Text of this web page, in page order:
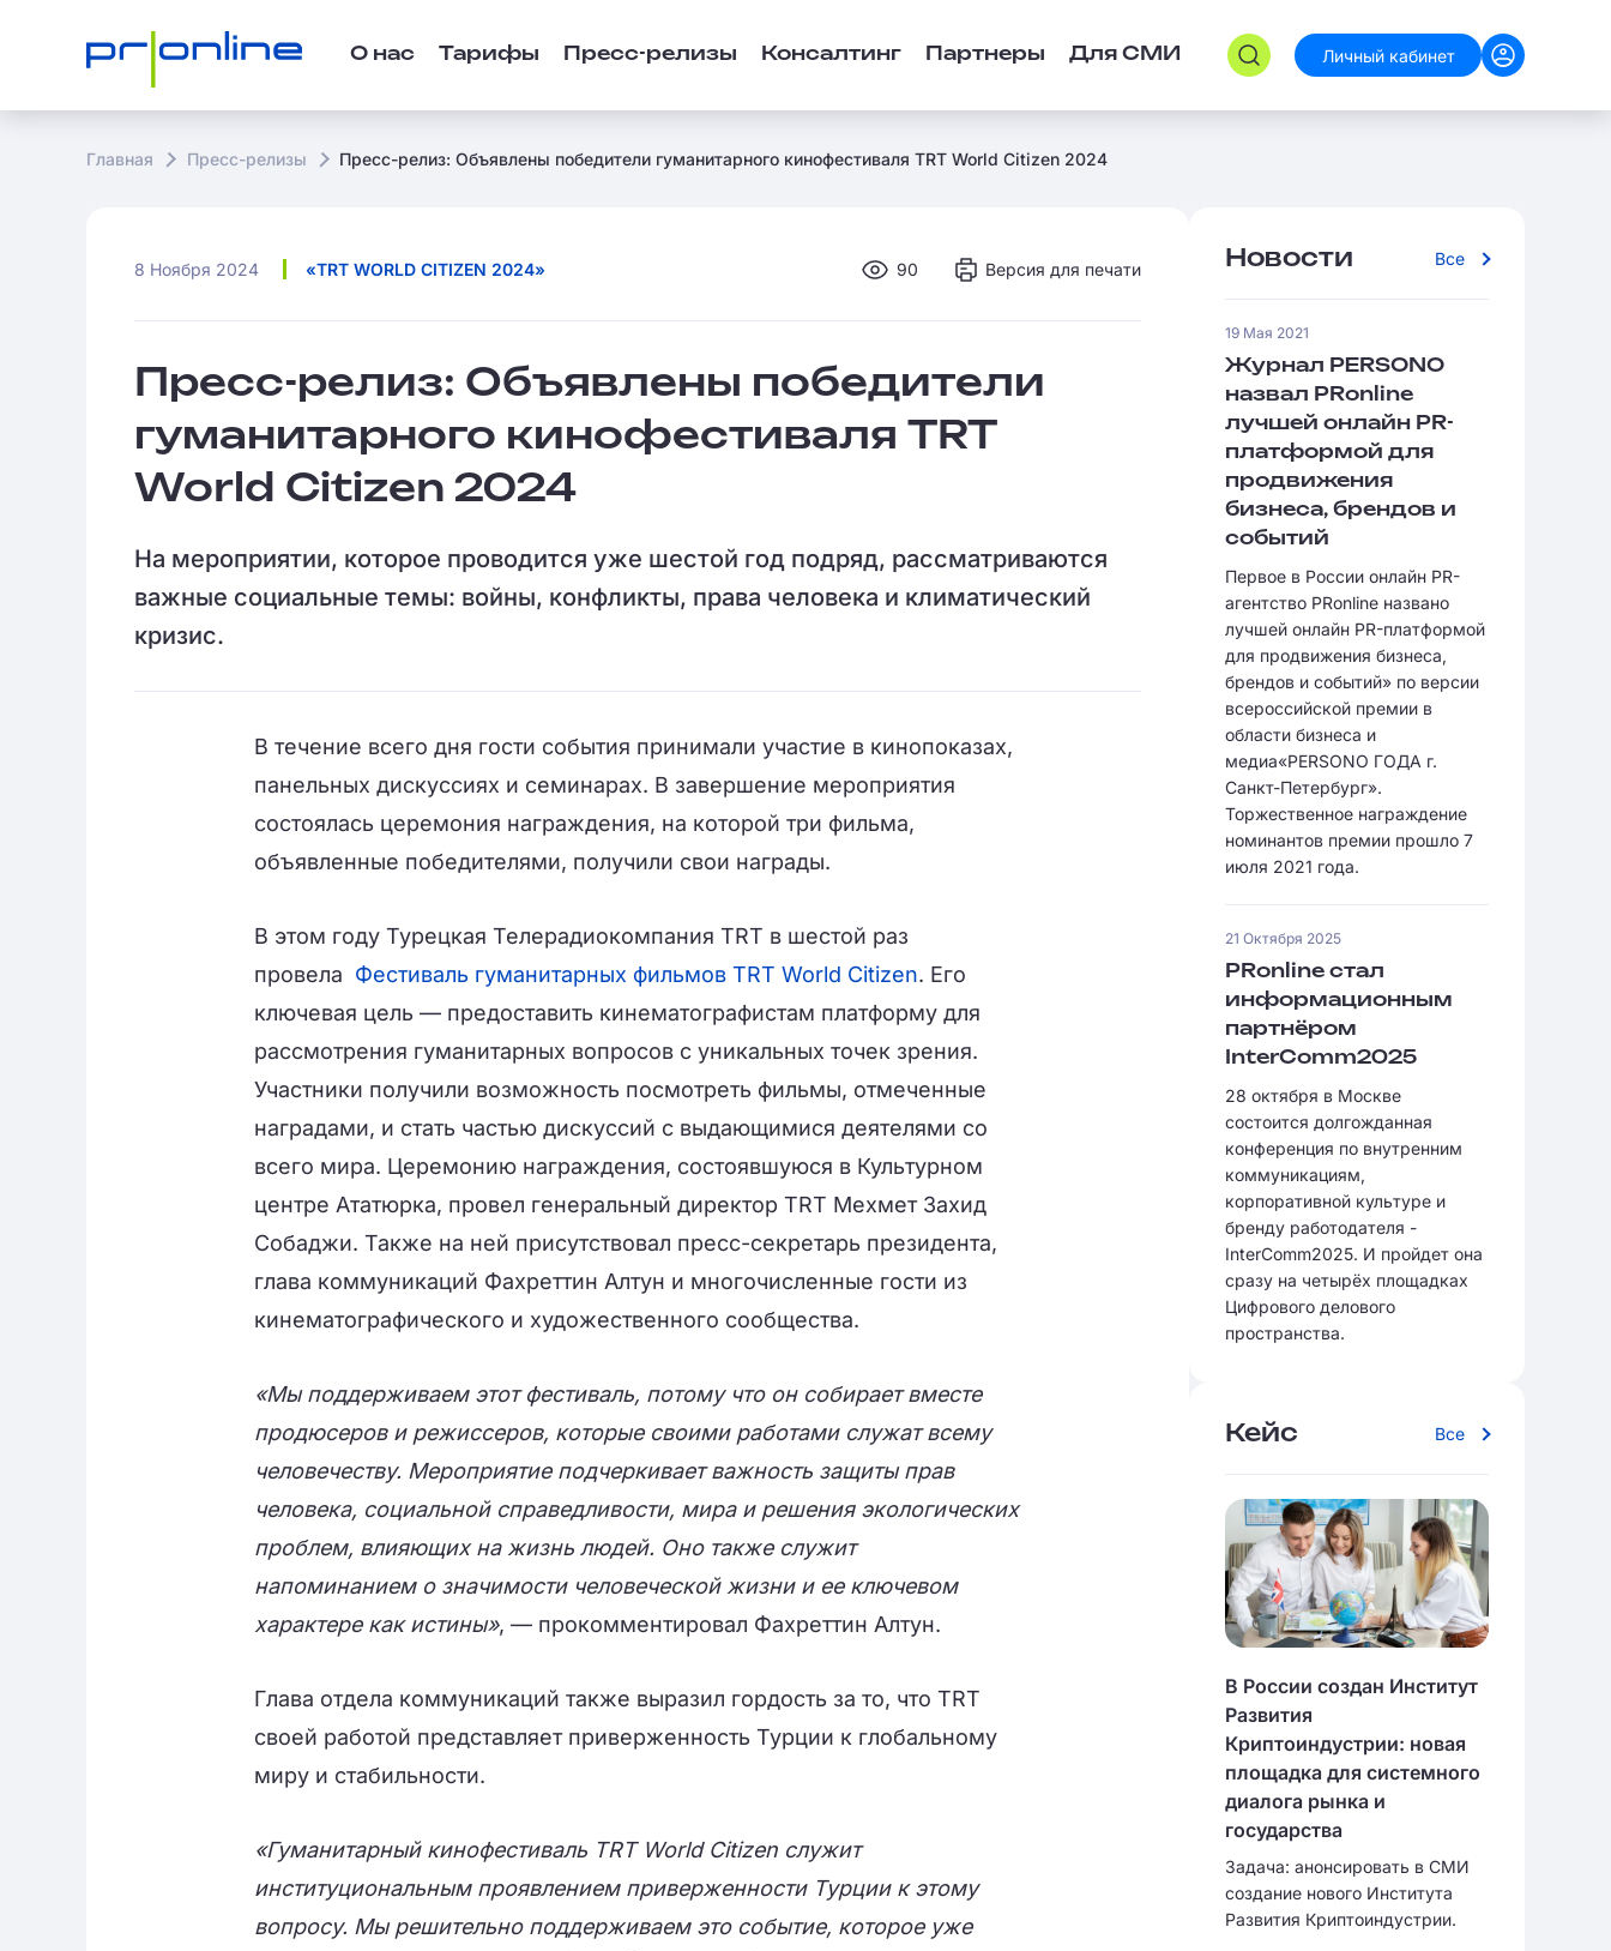
О нас Тарифы Пресс-релизы Консалтинг Партнеры Для СМИ Личный кабинет
Главная Пресс-релизы Пресс-релиз: Объявлены победители гуманитарного кинофестиваля TRT World Citizen 2024
8 Ноября 2024 «TRT WORLD CITIZEN 2024» 90 Версия для печати
Пресс-релиз: Объявлены победители
гуманитарного кинофестиваля TRT
World Citizen 2024
На мероприятии, которое проводится уже шестой год подряд, рассматриваются
важные социальные темы: войны, конфликты, права человека и климатический
кризис.
В течение всего дня гости события принимали участие в кинопоказах,
панельных дискуссиях и семинарах. В завершение мероприятия
состоялась церемония награждения, на которой три фильма,
объявленные победителями, получили свои награды.
В этом году Турецкая Телерадиокомпания TRT в шестой раз
провела Фестиваль гуманитарных фильмов TRT World Citizen. Его
ключевая цель — предоставить кинематографистам платформу для
рассмотрения гуманитарных вопросов с уникальных точек зрения.
Участники получили возможность посмотреть фильмы, отмеченные
наградами, и стать частью дискуссий с выдающимися деятелями со
всего мира. Церемонию награждения, состоявшуюся в Культурном
центре Ататюрка, провел генеральный директор TRT Мехмет Захид
Собаджи. Также на ней присутствовал пресс-секретарь президента,
глава коммуникаций Фахреттин Алтун и многочисленные гости из
кинематографического и художественного сообщества.
«Мы поддерживаем этот фестиваль, потому что он собирает вместе
продюсеров и режиссеров, которые своими работами служат всему
человечеству. Мероприятие подчеркивает важность защиты прав
человека, социальной справедливости, мира и решения экологических
проблем, влияющих на жизнь людей. Оно также служит
напоминанием о значимости человеческой жизни и ее ключевом
характере как истины», — прокомментировал Фахреттин Алтун.
Глава отдела коммуникаций также выразил гордость за то, что TRT
своей работой представляет приверженность Турции к глобальному
миру и стабильности.
«Гуманитарный кинофестиваль TRT World Citizen служит
институциональным проявлением приверженности Турции к этому
вопросу. Мы решительно поддерживаем это событие, которое уже
Новости Все
19 Мая 2021
Журнал PERSONO
назвал PRonline
лучшей онлайн PR-
платформой для
продвижения
бизнеса, брендов и
событий
Первое в России онлайн PR-
агентство PRonline названо
лучшей онлайн PR-платформой
для продвижения бизнеса,
брендов и событий» по версии
всероссийской премии в
области бизнеса и
медиа«PERSONO ГОДА г.
Санкт-Петербург».
Торжественное награждение
номинантов премии прошло 7
июля 2021 года.
21 Октября 2025
PRonline стал
информационным
партнёром
InterComm2025
28 октября в Москве
состоится долгожданная
конференция по внутренним
коммуникациям,
корпоративной культуре и
бренду работодателя -
InterComm2025. И пройдет она
сразу на четырёх площадках
Цифрового делового
пространства.
Кейс Все
В России создан Институт
Развития
Криптоиндустрии: новая
площадка для системного
диалога рынка и
государства
Задача: анонсировать в СМИ
создание нового Института
Развития Криптоиндустрии.